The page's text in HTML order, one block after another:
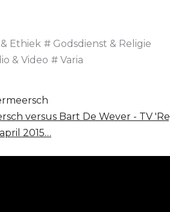
Ethiek
Godsdienst & Religie
& Video Varia
versus Bart De Wever - TV
2015…